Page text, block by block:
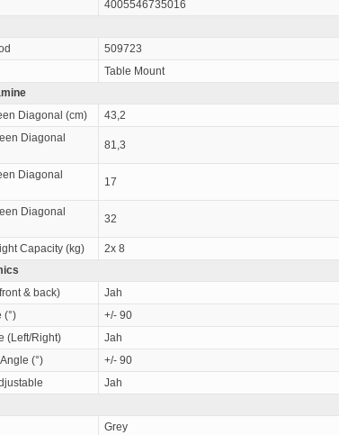
4005546735016
509723
Table Mount
Diagonal (cm)
43,2
Diagonal
81,3
Diagonal
17
Diagonal
32
Capacity (kg)
2x 8
& back)
Jah
(°)
+/- 90
(Left/Right)
Jah
(°)
+/- 90
Jah
Grey